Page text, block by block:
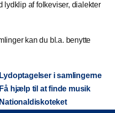
lydklip af folkeviser, dialekter
kan du bl.a. benytte
Lydoptagelser i samlingerne
Få hjælp til at finde musik
Nationaldiskoteket